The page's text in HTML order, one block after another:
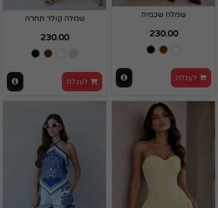
שמלה שכמיה
230.00
לעגלה
שמלה קולר תחרה
230.00
לעגלה